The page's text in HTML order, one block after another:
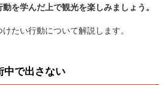
を学んだ上で観光を楽しみましょう。
たい行動について解説します。
中で出さない